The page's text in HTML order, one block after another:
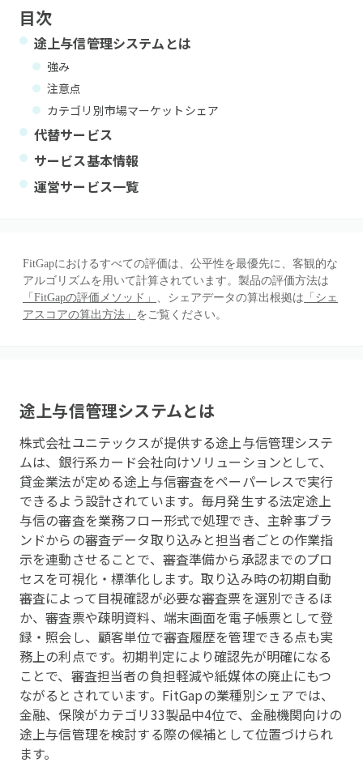
目次
途上与信管理システム とは
強み
注意点
カテゴリ別市場マーケットシェア
代替サービス
サービス基本情報
運営サービス一覧
FitGapにおけるすべての評価は、公平性を最優先に、客観的な
アルゴリズムを用いて計算されています。製品の評価方法は
「FitGapの評価メソッド」 、シェアデータの算出根拠は 「シェ
アスコアの算出方法」 をご覧ください。
途上与信管理システムとは
株式会社ユニテックスが提供する途上与信管理システ
ムは、銀行系カード会社向けソリューションとして、
貸金業法が定める途上与信審査をペーパーレスで実行
できるよう設計されています。毎月発生する法定途上
与信の審査を業務フロー形式で処理でき、主幹事ブラ
ンドからの審査データ取り込みと担当者ごとの作業指
示を連動させることで、審査準備から承認までのプロ
セスを可視化・標準化します。取り込み時の初期自動
審査によって目視確認が必要な審査票を選別できるほ
か、審査票や疎明資料、端末画面を電子帳票として登
録・照会し、顧客単位で審査履歴を管理できる点も実
務上の利点です。初期判定により確認先が明確になる
ことで、審査担当者の負担軽減や紙媒体の廃止にもつ
ながるとされています。FitGapの業種別シェアでは、
金融、保険がカテゴリ33製品中4位で、金融機関向けの
途上与信管理を検討する際の候補として位置づけられ
ます。